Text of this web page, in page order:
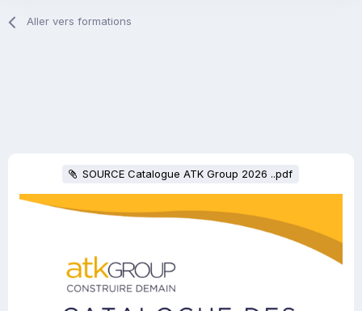
Aller vers formations
SOURCE Catalogue ATK Group 2026 ..pdf